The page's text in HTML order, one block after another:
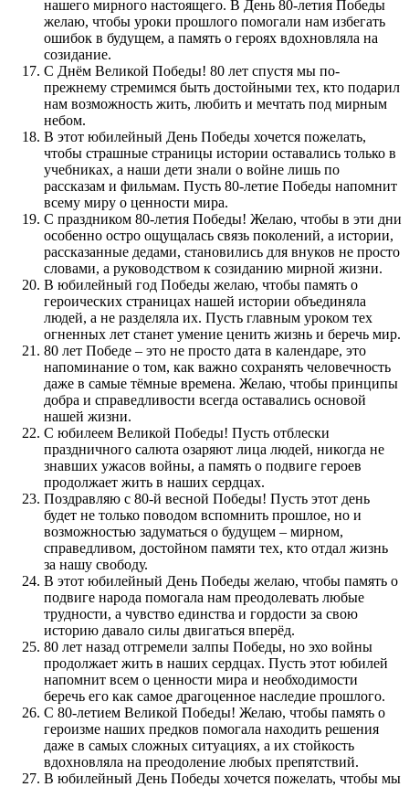
нашего мирного настоящего. В День 80-летия Победы
желаю, чтобы уроки прошлого помогали нам избегать
ошибок в будущем, а память о героях вдохновляла на
созидание.
С Днём Великой Победы! 80 лет спустя мы по-
прежнему стремимся быть достойными тех, кто подарил
нам возможность жить, любить и мечтать под мирным
небом.
В этот юбилейный День Победы хочется пожелать,
чтобы страшные страницы истории оставались только в
учебниках, а наши дети знали о войне лишь по
рассказам и фильмам. Пусть 80-летие Победы напомнит
всему миру о ценности мира.
С праздником 80-летия Победы! Желаю, чтобы в эти дни
особенно остро ощущалась связь поколений, а истории,
рассказанные дедами, становились для внуков не просто
словами, а руководством к созиданию мирной жизни.
В юбилейный год Победы желаю, чтобы память о
героических страницах нашей истории объединяла
людей, а не разделяла их. Пусть главным уроком тех
огненных лет станет умение ценить жизнь и беречь мир.
80 лет Победе – это не просто дата в календаре, это
напоминание о том, как важно сохранять человечность
даже в самые тёмные времена. Желаю, чтобы принципы
добра и справедливости всегда оставались основой
нашей жизни.
С юбилеем Великой Победы! Пусть отблески
праздничного салюта озаряют лица людей, никогда не
знавших ужасов войны, а память о подвиге героев
продолжает жить в наших сердцах.
Поздравляю с 80-й весной Победы! Пусть этот день
будет не только поводом вспомнить прошлое, но и
возможностью задуматься о будущем – мирном,
справедливом, достойном памяти тех, кто отдал жизнь
за нашу свободу.
В этот юбилейный День Победы желаю, чтобы память о
подвиге народа помогала нам преодолевать любые
трудности, а чувство единства и гордости за свою
историю давало силы двигаться вперёд.
80 лет назад отгремели залпы Победы, но эхо войны
продолжает жить в наших сердцах. Пусть этот юбилей
напомнит всем о ценности мира и необходимости
беречь его как самое драгоценное наследие прошлого.
С 80-летием Великой Победы! Желаю, чтобы память о
героизме наших предков помогала находить решения
даже в самых сложных ситуациях, а их стойкость
вдохновляла на преодоление любых препятствий.
В юбилейный День Победы хочется пожелать, чтобы мы